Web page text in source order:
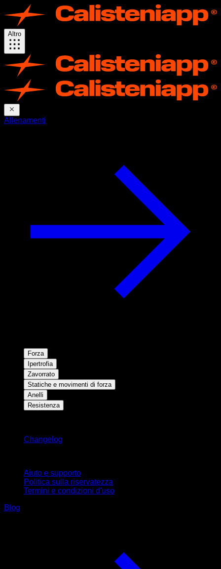
Altro
Allenamenti
Forza
Ipertrofia
Zavorrato
Statiche e movimenti di forza
Anelli
Resistenza
Changelog
Aiuto e supporto
Politica sulla riservatezza
Termini e condizioni d'uso
Blog